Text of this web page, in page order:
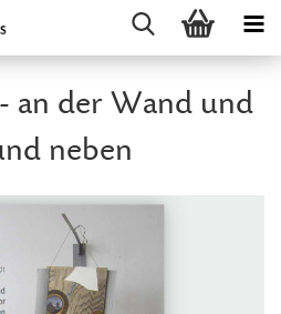
an der Wand und
neben